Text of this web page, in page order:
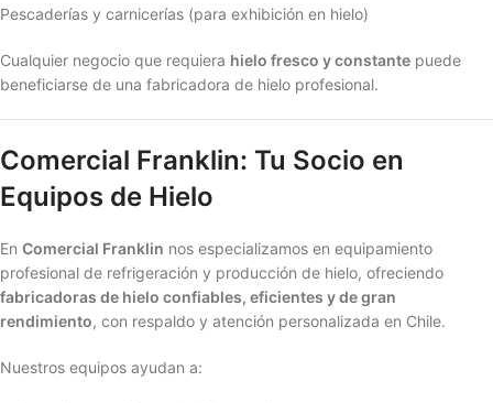
Pescaderías y carnicerías (para exhibición en hielo)
Cualquier negocio que requiera hielo fresco y constante puede
beneficiarse de una fabricadora de hielo profesional.
Comercial Franklin: Tu Socio en
Equipos de Hielo
En Comercial Franklin nos especializamos en equipamiento
profesional de refrigeración y producción de hielo, ofreciendo
fabricadoras de hielo confiables, eficientes y de gran
rendimiento, con respaldo y atención personalizada en Chile.
Nuestros equipos ayudan a: